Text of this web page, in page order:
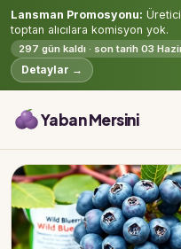
Lansman Promosyonu:
toptan alıcılara komisyon yok.
297 gün kaldı · son tarih 03
Detaylar →
Yaban Mersini